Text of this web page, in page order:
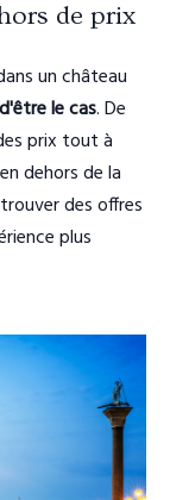
de prix
un château
le cas. De
prix tout à
dehors de la
des offres
plus